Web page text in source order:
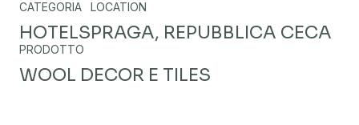
CATEGORIA
HOTELS
LOCATION
PRAGA, REPUBBLICA CECA
PRODOTTO
WOOL DECOR E TILES